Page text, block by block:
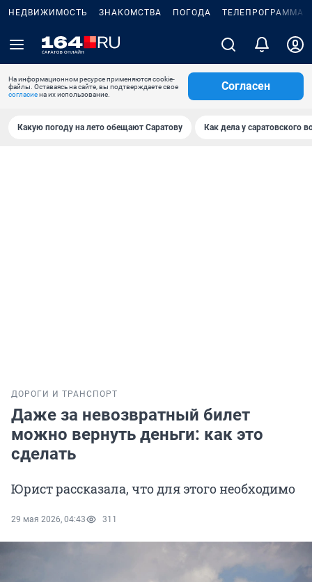
НЕДВИЖИМОСТЬ ЗНАКОМСТВА ПОГОДА ТЕЛЕПРОГРАММА
На информационном ресурсе применяются cookie-
файлы. Оставаясь на сайте, вы подтверждаете свое
согласиена их использование.
Согласен
Какую погоду на лето обещают Саратову Как дела у саратовского
ДОРОГИ И ТРАНСПОРТ
Даже за невозвратный билет
можно вернуть деньги: как это
сделать
Юрист рассказала, что для этого необходимо
29 мая 2026, 04:43 311